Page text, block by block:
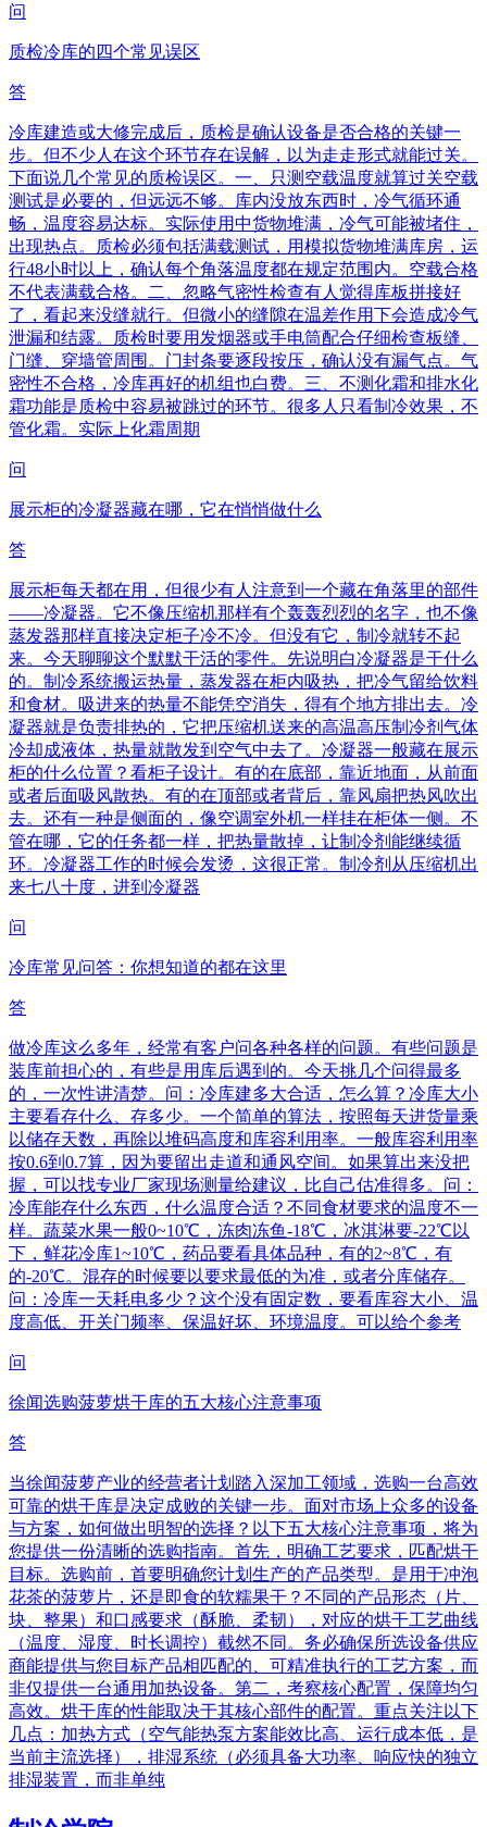
问
质检冷库的四个常见误区
答
冷库建造或大修完成后，质检是确认设备是否合格的关键一
步。但不少人在这个环节存在误解，以为走走形式就能过关。
下面说几个常见的质检误区。一、只测空载温度就算过关空载
测试是必要的，但远远不够。库内没放东西时，冷气循环通
畅，温度容易达标。实际使用中货物堆满，冷气可能被堵住，
出现热点。质检必须包括满载测试，用模拟货物堆满库房，运
行48小时以上，确认每个角落温度都在规定范围内。空载合格
不代表满载合格。二、忽略气密性检查有人觉得库板拼接好
了，看起来没缝就行。但微小的缝隙在温差作用下会造成冷气
泄漏和结露。质检时要用发烟器或手电筒配合仔细检查板缝、
门缝、穿墙管周围。门封条要逐段按压，确认没有漏气点。气
密性不合格，冷库再好的机组也白费。三、不测化霜和排水化
霜功能是质检中容易被跳过的环节。很多人只看制冷效果，不
管化霜。实际上化霜周期
问
展示柜的冷凝器藏在哪，它在悄悄做什么
答
展示柜每天都在用，但很少有人注意到一个藏在角落里的部件
——冷凝器。它不像压缩机那样有个轰轰烈烈的名字，也不像
蒸发器那样直接决定柜子冷不冷。但没有它，制冷就转不起
来。今天聊聊这个默默干活的零件。先说明白冷凝器是干什么
的。制冷系统搬运热量，蒸发器在柜内吸热，把冷气留给饮料
和食材。吸进来的热量不能凭空消失，得有个地方排出去。冷
凝器就是负责排热的，它把压缩机送来的高温高压制冷剂气体
冷却成液体，热量就散发到空气中去了。冷凝器一般藏在展示
柜的什么位置？看柜子设计。有的在底部，靠近地面，从前面
或者后面吸风散热。有的在顶部或者背后，靠风扇把热风吹出
去。还有一种是侧面的，像空调室外机一样挂在柜体一侧。不
管在哪，它的任务都一样，把热量散掉，让制冷剂能继续循
环。冷凝器工作的时候会发烫，这很正常。制冷剂从压缩机出
来七八十度，进到冷凝器
问
冷库常见问答：你想知道的都在这里
答
做冷库这么多年，经常有客户问各种各样的问题。有些问题是
装库前担心的，有些是用库后遇到的。今天挑几个问得最多
的，一次性讲清楚。问：冷库建多大合适，怎么算？冷库大小
主要看存什么、存多少。一个简单的算法，按照每天进货量乘
以储存天数，再除以堆码高度和库容利用率。一般库容利用率
按0.6到0.7算，因为要留出走道和通风空间。如果算出来没把
握，可以找专业厂家现场测量给建议，比自己估准得多。问：
冷库能存什么东西，什么温度合适？不同食材要求的温度不一
样。蔬菜水果一般0~10℃，冻肉冻鱼-18℃，冰淇淋要-22℃以
下，鲜花冷库1~10℃，药品要看具体品种，有的2~8℃，有
的-20℃。混存的时候要以要求最低的为准，或者分库储存。
问：冷库一天耗电多少？这个没有固定数，要看库容大小、温
度高低、开关门频率、保温好坏、环境温度。可以给个参考
问
徐闻选购菠萝烘干库的五大核心注意事项
答
当徐闻菠萝产业的经营者计划踏入深加工领域，选购一台高效
可靠的烘干库是决定成败的关键一步。面对市场上众多的设备
与方案，如何做出明智的选择？以下五大核心注意事项，将为
您提供一份清晰的选购指南。首先，明确工艺要求，匹配烘干
目标。选购前，首要明确您计划生产的产品类型。是用于冲泡
花茶的菠萝片，还是即食的软糯果干？不同的产品形态（片、
块、整果）和口感要求（酥脆、柔韧），对应的烘干工艺曲线
（温度、湿度、时长调控）截然不同。务必确保所选设备供应
商能提供与您目标产品相匹配的、可精准执行的工艺方案，而
非仅提供一台通用加热设备。第二，考察核心配置，保障均匀
高效。烘干库的性能取决于其核心部件的配置。重点关注以下
几点：加热方式（空气能热泵方案能效比高、运行成本低，是
当前主流选择），排湿系统（必须具备大功率、响应快的独立
排湿装置，而非单纯